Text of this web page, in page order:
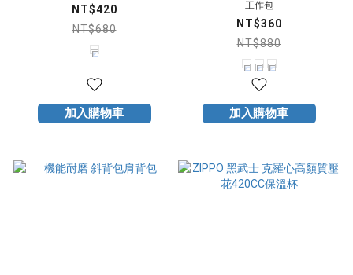
NT$420
NT$680
加入購物車
工作包
NT$360
NT$880
加入購物車